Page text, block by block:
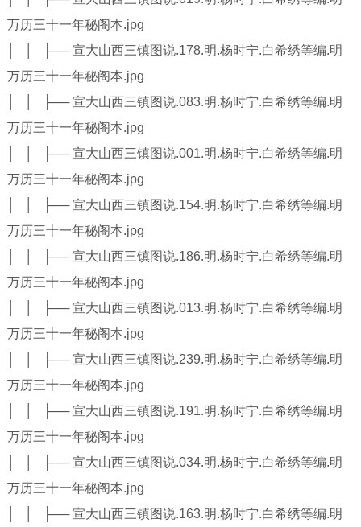
万历三十一年秘阁本.jpg
│ │ ├── 宣大山西三镇图说.178.明.杨时宁.白希绣等编.明
万历三十一年秘阁本.jpg
│ │ ├── 宣大山西三镇图说.083.明.杨时宁.白希绣等编.明
万历三十一年秘阁本.jpg
│ │ ├── 宣大山西三镇图说.001.明.杨时宁.白希绣等编.明
万历三十一年秘阁本.jpg
│ │ ├── 宣大山西三镇图说.154.明.杨时宁.白希绣等编.明
万历三十一年秘阁本.jpg
│ │ ├── 宣大山西三镇图说.186.明.杨时宁.白希绣等编.明
万历三十一年秘阁本.jpg
│ │ ├── 宣大山西三镇图说.013.明.杨时宁.白希绣等编.明
万历三十一年秘阁本.jpg
│ │ ├── 宣大山西三镇图说.239.明.杨时宁.白希绣等编.明
万历三十一年秘阁本.jpg
│ │ ├── 宣大山西三镇图说.191.明.杨时宁.白希绣等编.明
万历三十一年秘阁本.jpg
│ │ ├── 宣大山西三镇图说.034.明.杨时宁.白希绣等编.明
万历三十一年秘阁本.jpg
│ │ ├── 宣大山西三镇图说.163.明.杨时宁.白希绣等编.明